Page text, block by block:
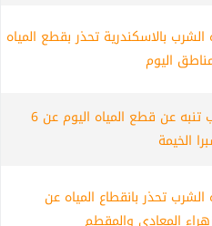
بالاسكندرية تحذر بقطع المياه
اليوم
مياه الشرب تنبه عن قطع المياه اليوم عن 6
الخيمة
تحذر بانقطاع المياه عن